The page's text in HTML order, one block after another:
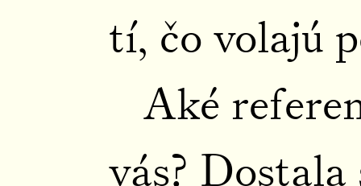
tí, čo volajú
Aké
vás?